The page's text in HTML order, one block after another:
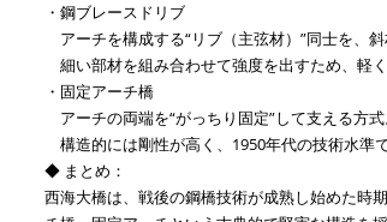
・鋼ブレースドリブ
アーチを構成する“リブ（主弦材）”同士を、
細い部材を組み合わせて強度を出すため、軽く
・固定アーチ橋
アーチの両端を“がっちり固定”して支える方式
構造的には剛性が高く、1950年代の技術水準
◆ まとめ：
西海大橋は、戦後の鋼橋技術が成熟し始めた時